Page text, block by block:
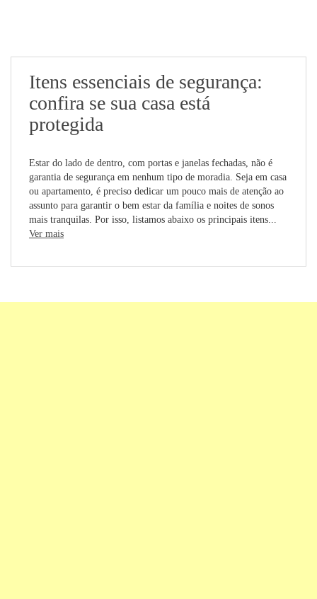
Itens essenciais de segurança:
confira se sua casa está
protegida
Estar do lado de dentro, com portas e janelas fechadas, não é
garantia de segurança em nenhum tipo de moradia. Seja em casa
ou apartamento, é preciso dedicar um pouco mais de atenção ao
assunto para garantir o bem estar da família e noites de sonos
mais tranquilas. Por isso, listamos abaixo os principais itens...
Ver mais